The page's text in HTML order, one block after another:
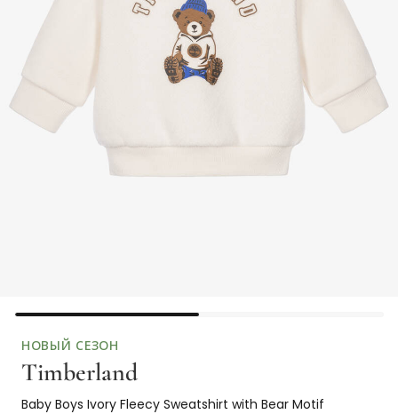
НОВЫЙ СЕЗОН
Timberland
Baby Boys Ivory Fleecy Sweatshirt with Bear Motif